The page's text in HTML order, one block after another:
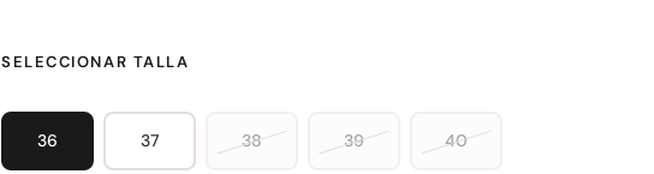
SELECCIONAR TALLA
36 37 38 39 40